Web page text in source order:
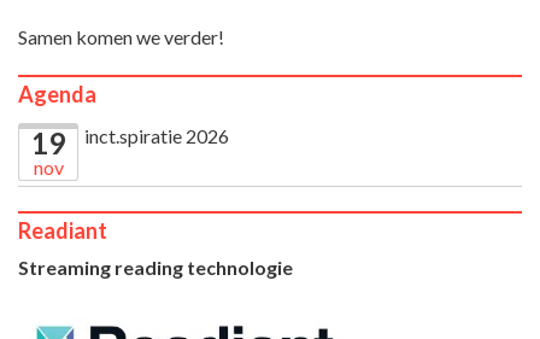
Samen komen we verder!
Agenda
19
nov
inct.spiratie 2026
Readiant
Streaming reading technologie